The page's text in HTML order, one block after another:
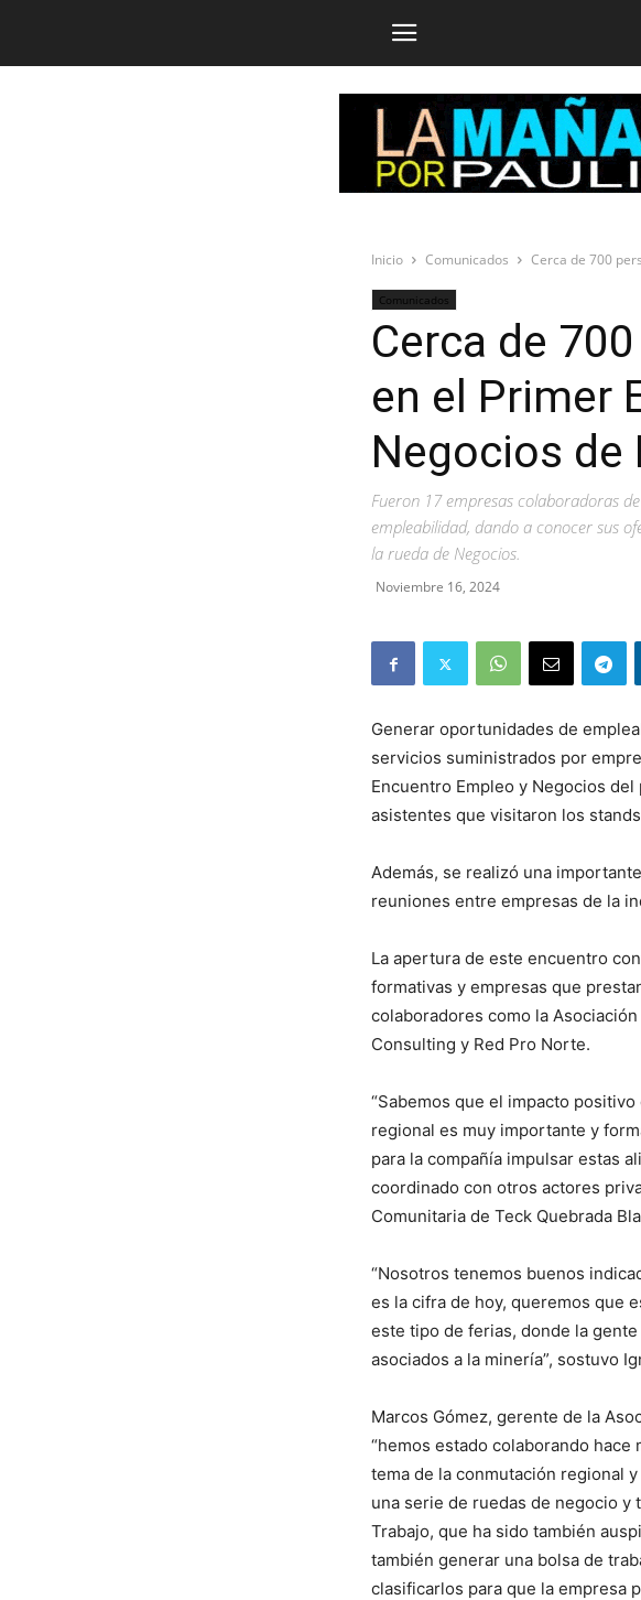
Inicio Comunicados Cerca de 700
Comunicados
Cerca de
en el Primer
Negocios de
Fueron 17 empresas colaboradoras
empleabilidad, dando a conocer sus
la rueda de Negocios.
Noviembre 16, 2024
Generar oportunidades de
servicios suministrados por
Encuentro Empleo y Negocios
asistentes que visitaron los
Además, se realizó una
reuniones entre empresas de la
La apertura de este encuentro
formativas y empresas que
colaboradores como la
Consulting y Red Pro Norte.
“Sabemos que el impacto
regional es muy importante y
para la compañía impulsar estas
coordinado con otros actores
Comunitaria de Teck Quebrada
“Nosotros tenemos buenos
es la cifra de hoy, queremos que
este tipo de ferias, donde la
asociados a la minería”, sostuvo
Marcos Gómez, gerente de la
“hemos estado colaborando
tema de la conmutación regional
una serie de ruedas de negocio y
Trabajo, que ha sido también
también generar una bolsa de
clasificarlos para que la empresa